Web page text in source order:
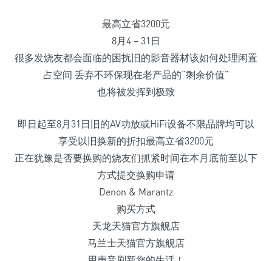
最高立省3200元
8月4 – 31日
很多发烧友都会面临的困扰旧的影音器材该如何处理闲置
占空间 丢弃不环保现在老产品的“剩余价值”
也将被发挥到极致
即日起至8月31日旧的AV功放或HiFi设备不限品牌均可以
享受以旧换新的折扣最高立省3200元
正在犹豫是否要换购的烧友们抓紧时间在本月底前至以下
方式提交换购申请
Denon & Marantz
购买方式
天龙天猫官方旗舰店
马兰士天猫官方旗舰店